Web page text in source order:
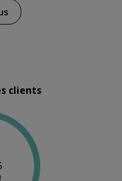
Basics
clients